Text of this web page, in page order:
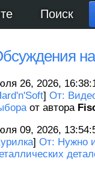
Поиск
26, 2026,
] От:
от автора
09, 2026,
] От: Нужно